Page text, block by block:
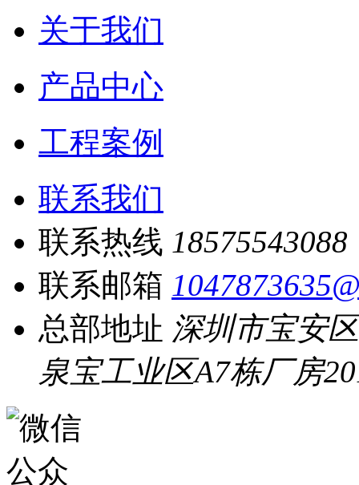
关于我们
产品中心
工程案例
联系我们
联系热线 18575543088
联系邮箱
总部地址 深圳市宝安
泉宝工业区A7栋厂房